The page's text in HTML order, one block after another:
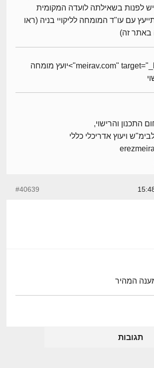
425 ס"מ יש לפנות בשאילתה לועדה המקומית
עם עו"ד המומחה לליקויי בניה (ראו
באתר זה)
ארז מירב -meirav.com" target="_blank">יועץ מומחה
התכנון והרישוי,
ויעוץ אדריכלי כללי
#40639
המהיר
תגובות